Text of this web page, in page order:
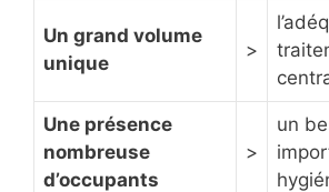
Un grand volume
unique
>
Une présence
nombreuse
d’occupants
>
un